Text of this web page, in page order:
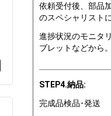
依頼受付後、部品
のスペシャリスト
進捗状況のモニタ
ブレットなどから。
STEP4.納品:
完成品検品･発送